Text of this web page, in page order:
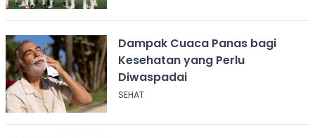
Dampak Cuaca Panas bagi
Kesehatan yang Perlu
Diwaspadai
SEHAT